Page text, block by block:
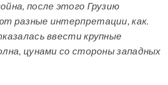
после этого Грузию
разные интерпретации, как.
ввести крупные
цунами со стороны западных